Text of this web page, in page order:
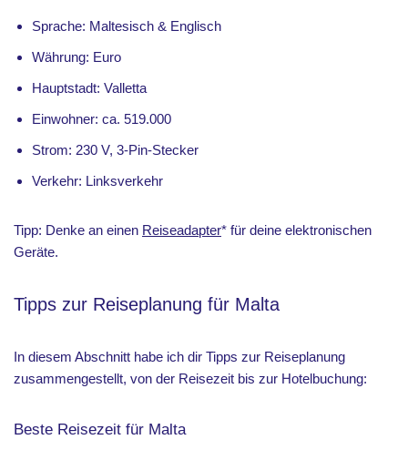
Sprache: Maltesisch & Englisch
Währung: Euro
Hauptstadt: Valletta
Einwohner: ca. 519.000
Strom: 230 V, 3-Pin-Stecker
Verkehr: Linksverkehr
Tipp: Denke an einen Reiseadapter* für deine elektronischen
Geräte.
Tipps zur Reiseplanung für Malta
In diesem Abschnitt habe ich dir Tipps zur Reiseplanung
zusammengestellt, von der Reisezeit bis zur Hotelbuchung:
Beste Reisezeit für Malta